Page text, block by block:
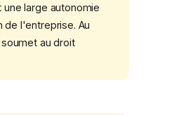
large autonomie
de l'entreprise. Au
au droit